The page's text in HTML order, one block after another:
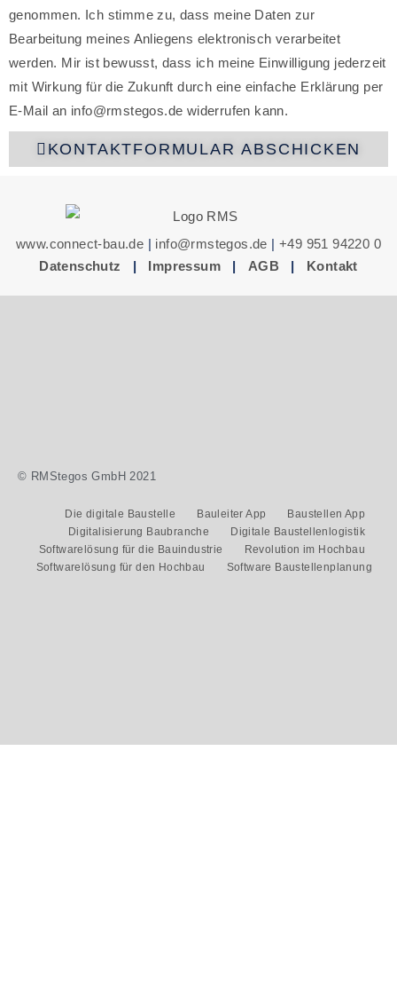
genommen. Ich stimme zu, dass meine Daten zur
Bearbeitung meines Anliegens elektronisch verarbeitet
werden. Mir ist bewusst, dass ich meine Einwilligung jederzeit
mit Wirkung für die Zukunft durch eine einfache Erklärung per
E-Mail an info@rmstegos.de widerrufen kann.
KONTAKTFORMULAR ABSCHICKEN
www.connect-bau.de | info@rmstegos.de | +49 951 94220 0
Datenschutz
| Impressum | AGB | Kontakt
© RMStegos GmbH 2021
Die digitale Baustelle Bauleiter App
Baustellen App
Digitalisierung Baubranche
Digitale Baustellenlogistik
Softwarelösung für die Bauindustrie
Revolution im Hochbau
Softwarelösung für den Hochbau
Software Baustellenplanung